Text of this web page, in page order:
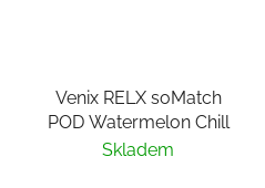
Venix RELX soMatch
POD Watermelon Chill
Skladem